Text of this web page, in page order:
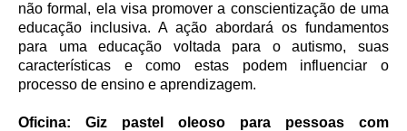
não formal, ela visa promover a conscientização de uma
educação inclusiva. A ação abordará os fundamentos
para uma educação voltada para o autismo, suas
características e como estas podem influenciar o
processo de ensino e aprendizagem.
Oficina: Giz pastel oleoso para pessoas com